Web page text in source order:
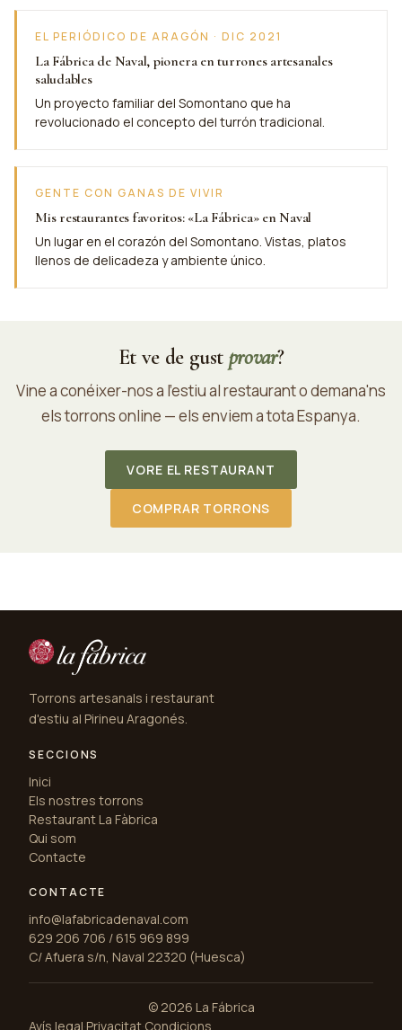
EL PERIÓDICO DE ARAGÓN · DIC 2021
La Fábrica de Naval, pionera en turrones artesanales
saludables
Un proyecto familiar del Somontano que ha
revolucionado el concepto del turrón tradicional.
GENTE CON GANAS DE VIVIR
Mis restaurantes favoritos: «La Fábrica» en Naval
Un lugar en el corazón del Somontano. Vistas, platos
llenos de delicadeza y ambiente único.
Et ve de gust provar?
Vine a conéixer-nos a l'estiu al restaurant o demana'ns
els torrons online — els enviem a tota Espanya.
VORE EL RESTAURANT
COMPRAR TORRONS
Torrons artesanals i restaurant
d'estiu al Pirineu Aragonés.
SECCIONS
Inici
Els nostres torrons
Restaurant La Fàbrica
Qui som
Contacte
CONTACTE
info@lafabricadenaval.com
629 206 706 / 615 969 899
C/ Afuera s/n, Naval 22320 (Huesca)
© 2026 La Fábrica
Avís legal·Privacitat·Condicions